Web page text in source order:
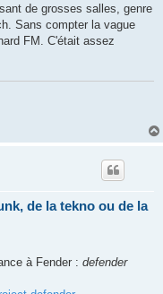
de grosses salles, genre
Sans compter la vague
FM. C'était assez
de la tekno ou de la
à Fender : defender